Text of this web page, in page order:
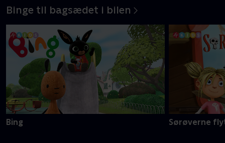
Binge til bagsædet i bilen
Bing Sørøverne